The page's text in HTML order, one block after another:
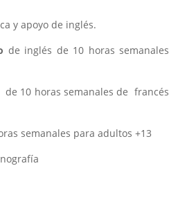
y apoyo de inglés.
de inglés de 10 horas semanales
de 10 horas semanales de francés
semanales para adultos +13